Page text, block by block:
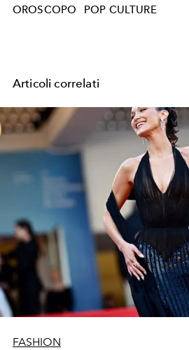
OROSCOPO POP CULTURE
Articoli correlati
FASHION